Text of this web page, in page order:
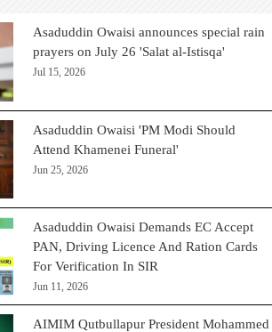
Asaduddin Owaisi announces special rain
prayers on July 26 'Salat al-Istisqa'
Jul 15, 2026
Asaduddin Owaisi 'PM Modi Should
Attend Khamenei Funeral'
Jun 25, 2026
Asaduddin Owaisi Demands EC Accept
PAN, Driving Licence And Ration Cards
For Verification In SIR
Jun 11, 2026
AIMIM Qutbullapur President Mohammed